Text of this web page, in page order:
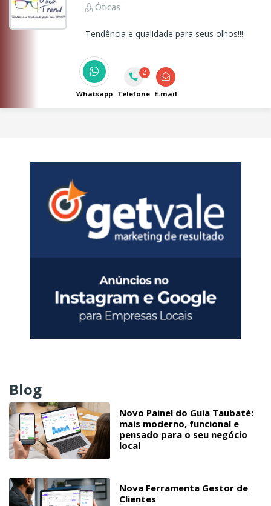
Óticas
Tendência e qualidade para seus olhos!!!
Whatsapp
2
Telefone E-mail
Blog
Novo Painel do Guia Taubaté:
mais moderno, funcional e
pensado para o seu negócio
local
Nova Ferramenta Gestor de
Clientes